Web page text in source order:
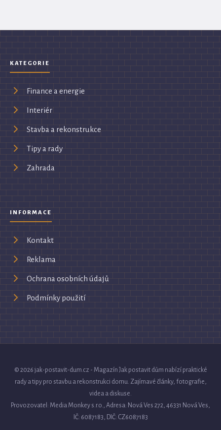
KATEGORIE
Finance a energie
Interiér
Stavba a rekonstrukce
Tipy a rady
Zahrada
INFORMACE
Kontakt
Reklama
Ochrana osobních údajů
Podmínky použití
© 2026 jak-postavit-dum.cz - Magazín Jak postavit dům nabízí praktické
rady a tipy pro stavbu a rekonstrukci domu. Zajímavé články, fotografie,
videa a diskuse.
Provozovatel: Media Monkey s.r.o., Adresa: Nová Ves 272, 46331 Nová Ves,
IČ: 6087183, DIČ: CZ6087183